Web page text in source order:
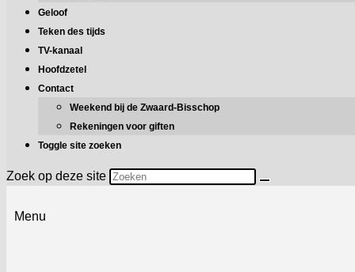
Geloof
Teken des tijds
TV-kanaal
Hoofdzetel
Contact
Weekend bij de Zwaard-Bisschop
Rekeningen voor giften
Toggle site zoeken
Zoek op deze site
Menu